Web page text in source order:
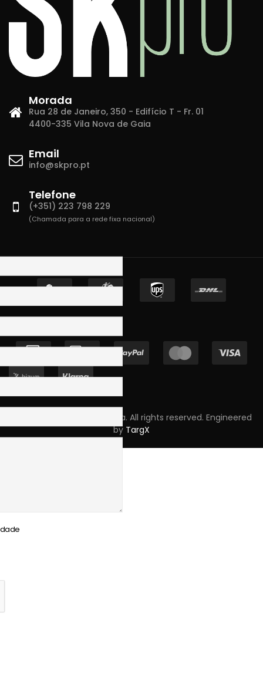
Morada
Rua 28 de Janeiro, 350 - Edifício T - Fr. 01
4400-335 Vila Nova de Gaia
Email
info@skpro.pt
Telefone
(+351) 223 798 229
(Chamada para a rede fixa nacional)
Copyright © 2023 Skpro, Lda. All rights reserved. Engineered
by TargX